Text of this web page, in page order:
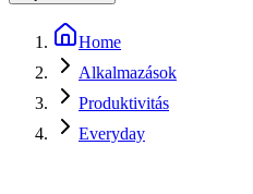
Home
Alkalmazások
Produktivitás
Everyday